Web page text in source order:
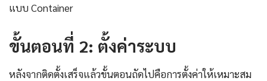
แบบ Container
ขั้นตอนที่ 2: ตั้งค่าระบบ
หลังจากติดตั้งเสร็จแล้วขั้นตอนถัดไปคือการตั้งค่าให้เหมาะสม